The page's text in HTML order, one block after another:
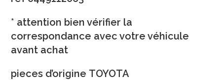
* attention bien vérifier la
correspondance avec votre véhicule
avant achat
pieces d’origine TOYOTA